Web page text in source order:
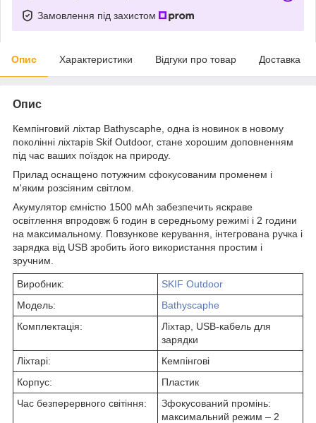
Замовлення під захистом
Опис Характеристики Відгуки про товар Доставка
Опис
Кемпінговий ліхтар Bathyscaphe, одна із новинок в новому
поколінні ліхтарів Skif Outdoor, стане хорошим доповненням
під час ваших поїздок на природу.
Прилад оснащено потужним сфокусованим променем і
м'яким розсіяним світлом.
Акумулятор ємністю 1500 мАh забезпечить яскраве
освітлення впродовж 6 годин в середньому режимі і 2 години
на максимальному. Повзункове керування, інтегрована ручка і
зарядка від USB зробить його використання простим і
зручним.
Виробник:
SKIF Outdoor
Модель:
Bathyscaphe
Комплектація:
Ліхтар, USB-кабель для
зарядки
Ліхтарі:
Кемпінгові
Корпус:
Пластик
Час безперервного світіння:
Зфокусований промінь:
максимальний режим – 2